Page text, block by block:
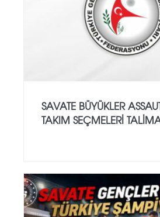
SAVATE BÜYÜKLER
TAKIM SEÇMELERİ